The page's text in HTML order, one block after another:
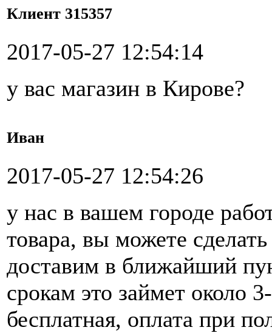
Клиент 315357
2017-05-27 12:54:14
у вас магазин в Кирове?
Иван
2017-05-27 12:54:26
у нас в вашем городе
товара, вы можете
доставим в ближайший
срокам это займет около
бесплатная, оплата при